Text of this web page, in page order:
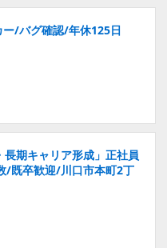
ー/バグ確認/年休125日
期キャリア形成」正社員
/既卒歓迎/川口市本町2丁